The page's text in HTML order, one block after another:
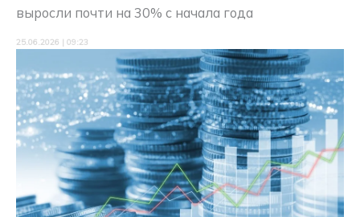
выросли почти на 30% с начала года
25.06.2026 | 09:23